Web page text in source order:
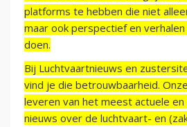
platforms te hebben die niet
maar ook perspectief en
doen.
Bij Luchtvaartnieuws en
vind je die betrouwbaarheid.
leveren van het meest actuele en
nieuws over de luchtvaart- en